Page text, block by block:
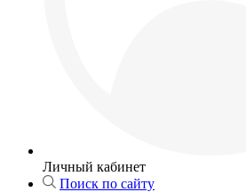
Личный кабинет
Поиск по сайту